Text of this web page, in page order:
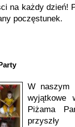
na każdy dzień!
poczęstunek.
W naszym
wyjątkowe
Piżama